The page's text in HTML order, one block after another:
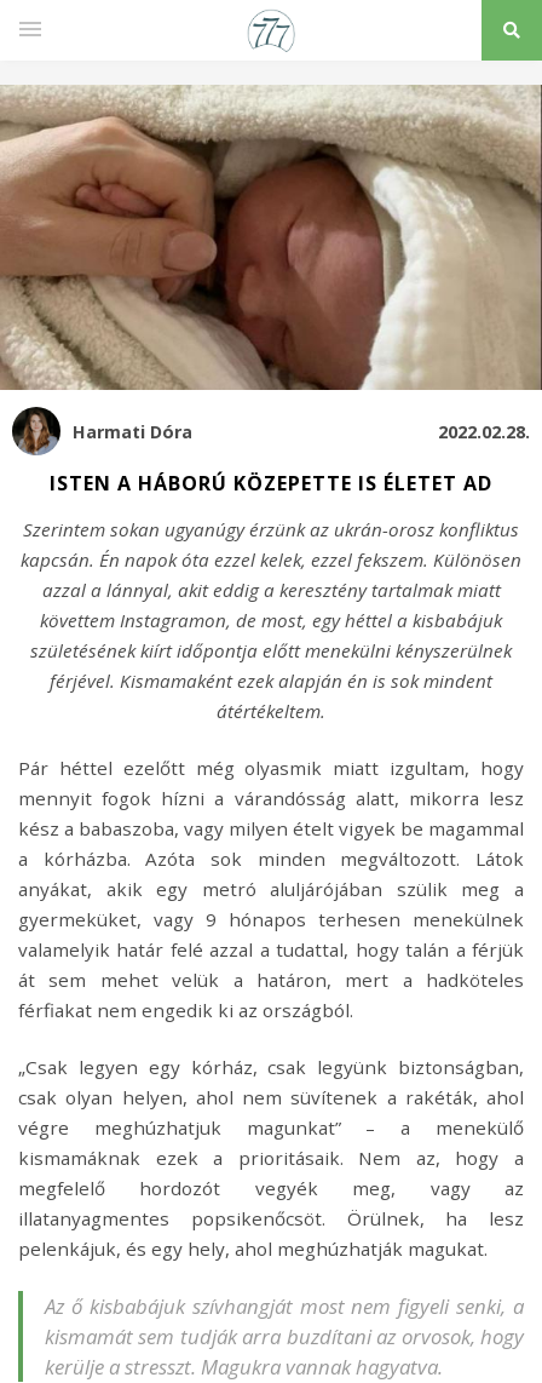
Harmati Dóra 2022.02.28.
ISTEN A HÁBORÚ KÖZEPETTE IS ÉLETET AD
Szerintem sokan ugyanúgy érzünk az ukrán-orosz konfliktus
kapcsán. Én napok óta ezzel kelek, ezzel fekszem. Különösen
azzal a lánnyal, akit eddig a keresztény tartalmak miatt
követtem Instagramon, de most, egy héttel a kisbabájuk
születésének kiírt időpontja előtt menekülni kényszerülnek
férjével. Kismamaként ezek alapján én is sokmindent
átértékeltem.
Pár héttel ezelőtt még olyasmik miatt izgultam, hogy
mennyit fogok hízni a várandósság alatt, mikorra lesz
kész a babaszoba, vagy milyen ételt vigyek be magammal
a kórházba. Azóta sok minden megváltozott. Látok
anyákat, akik egy metró aluljárójában szülik meg a
gyermeküket, vagy 9 hónapos terhesen menekülnek
valamelyik határ felé azzal a tudattal, hogy talán a férjük
át sem mehet velük a határon, mert a hadköteles
férfiakat nem engedik ki az országból.
„Csak legyen egy kórház, csak legyünk biztonságban,
csak olyan helyen, ahol nem süvítenek a rakéták, ahol
végre meghúzhatjuk magunkat” – a menekülő
kismamáknak ezek a prioritásaik. Nem az, hogy a
megfelelő hordozót vegyék meg, vagy az
illatanyagmentes popsikenőcsöt. Örülnek, ha lesz
pelenkájuk, és egy hely, ahol meghúzhatják magukat.
Az ő kisbabájuk szívhangját most nem figyeli senki, a
kismamát sem tudják arra buzdítani az orvosok, hogy
kerülje a stresszt. Magukra vannak hagyatva.